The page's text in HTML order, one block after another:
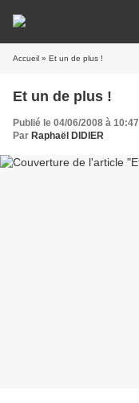
Accueil » Et un de plus !
Et un de plus !
Publié le 04/06/2008 à 10:47
Par Raphaël DIDIER